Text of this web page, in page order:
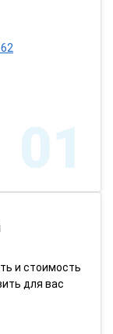
01
и стоимость
для вас